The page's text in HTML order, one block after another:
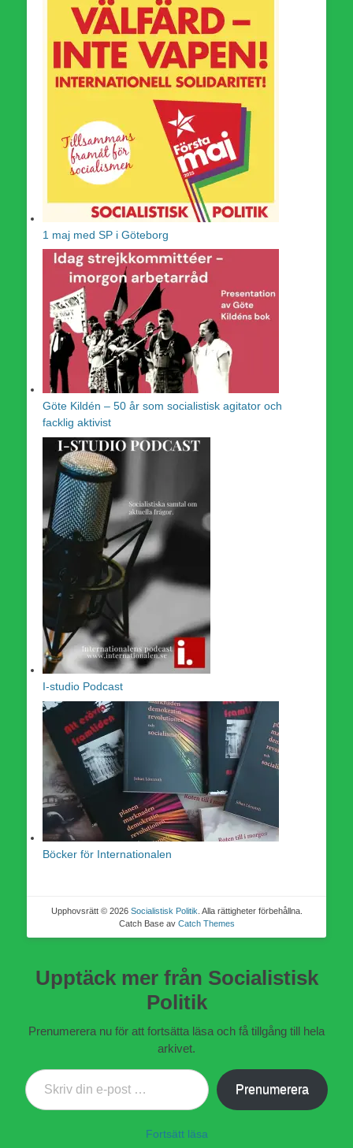
1 maj med SP i Göteborg
Göte Kildén – 50 år som socialistisk agitator och
facklig aktivist
I-studio Podcast
Böcker för Internationalen
Upphovsrätt © 2026 Socialistisk Politik . Alla rättigheter förbehållna.
Catch Base av Catch Themes
Upptäck mer från Socialistisk
Politik
Prenumerera nu för att fortsätta läsa och få tillgång till hela
arkivet.
Prenumerera
Fortsätt läsa